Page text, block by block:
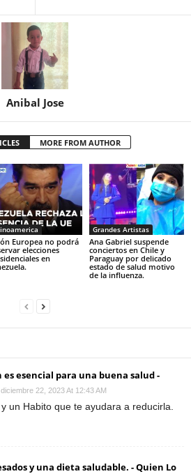
Anibal Jose
MORE FROM AUTHOR
Europea no podrá
elecciones
en
Grandes Artistas
Ana Gabriel suspende
conciertos en Chile y
Paraguay por delicado
estado de salud motivo
de la influenza.
esencial para una buena salud -
diciembre 22, 2023 At 12:43 AM
un Habito que te ayudara a reducirla.
y una dieta saludable. - Quien Lo